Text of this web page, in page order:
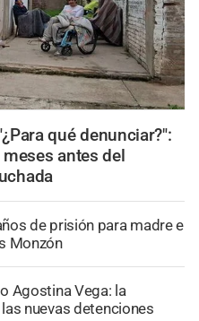
qué denunciar?":
antes del
de prisión para madre e
Monzón
Agostina Vega: la
nuevas detenciones